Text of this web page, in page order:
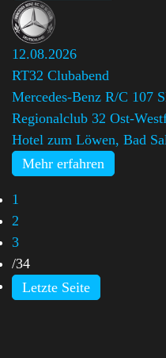
12.08.2026
RT32 Clubabend
Mercedes-Benz R/C 107
Regionalclub 32 Ost-
Hotel zum Löwen, Bad
Mehr erfahren
1
2
3
/34
Letzte Seite